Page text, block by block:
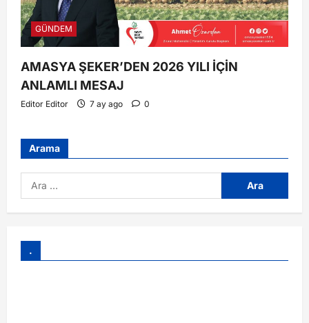
GÜNDEM
AMASYA ŞEKER’DEN 2026 YILI İÇİN
ANLAMLI MESAJ
Editor Editor 7 ay ago 0
Arama
.